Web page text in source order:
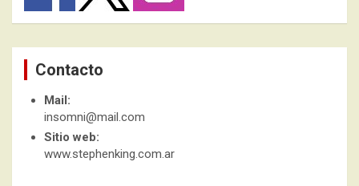
Contacto
Mail:
insomni@mail.com
Sitio web:
www.stephenking.com.ar